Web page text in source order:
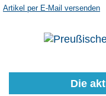
Artikel per E-Mail versenden
Die